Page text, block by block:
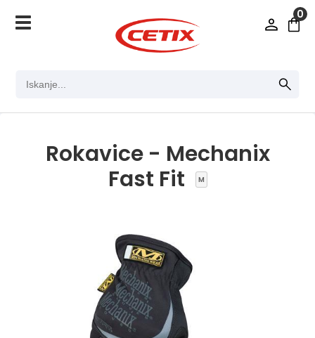
0
Rokavice - Mechanix
Fast Fit
M